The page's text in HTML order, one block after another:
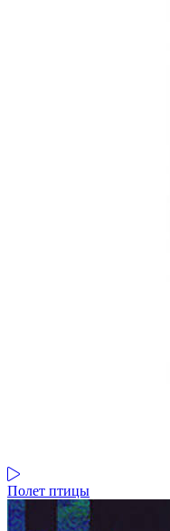
Полет птицы